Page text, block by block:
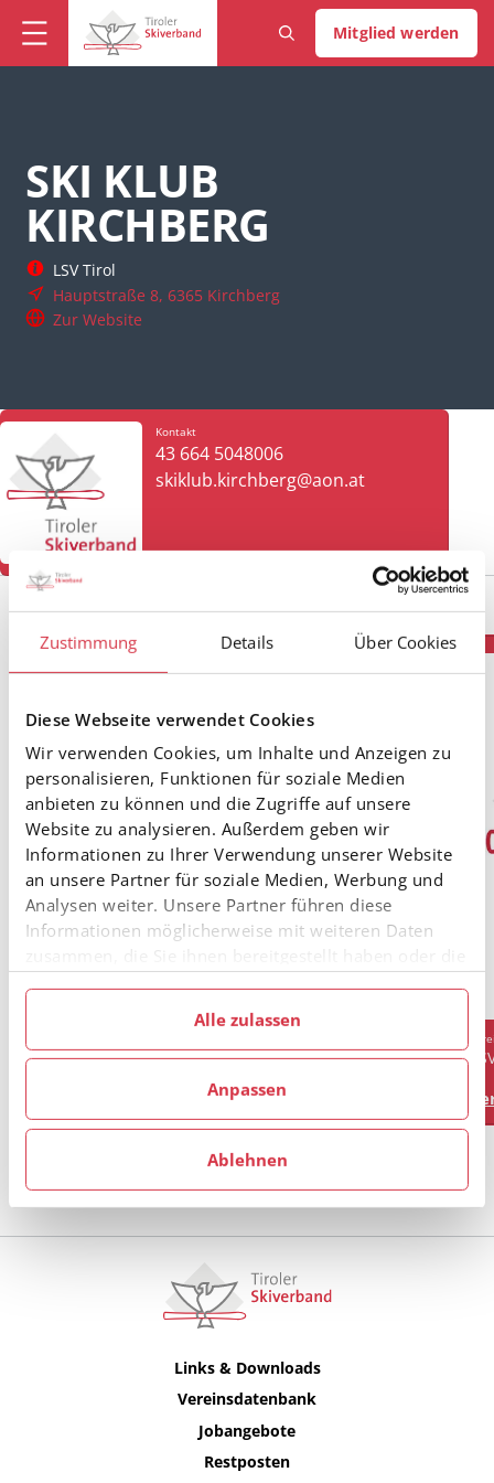
Zustimmung Details Über Cookies
Diese Webseite verwendet Cookies
Wir verwenden Cookies, um Inhalte und Anzeigen zu
personalisieren, Funktionen für soziale Medien
anbieten zu können und die Zugriffe auf unsere
Website zu analysieren. Außerdem geben wir
Informationen zu Ihrer Verwendung unserer Website
an unsere Partner für soziale Medien, Werbung und
Analysen weiter. Unsere Partner führen diese
Informationen möglicherweise mit weiteren Daten
Alle zulassen
Anpassen
Ablehnen
Mitglied werden
SKI KLUB
KIRCHBERG
LSV Tirol
Hauptstraße 8, 6365 Kirchberg
Zur Website
Kontakt
43 664 5048006
skiklub.kirchberg@aon.at
AKAD. SKICLUB INNSBRUCK
Links & Downloads
Vereinsdatenbank
Jobangebote
Restposten